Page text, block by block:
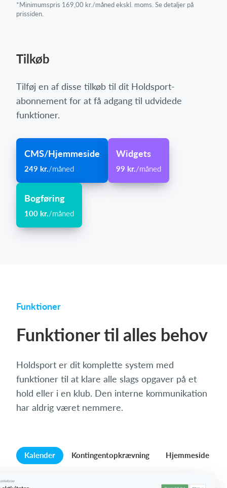
*Minimumspris 169,00 kr./måned ekskl. moms. Se detaljer på
prissiden.
Tilkøb
Tilføj en af disse tilkøb til dit Holdsport-
abonnement for at få adgang til udvidede
funktioner.
CMS/Hjemmeside
249 kr./måned
Widgets
99 kr./måned
Bogføring
100 kr./måned
Funktioner
Funktioner til alles behov
Holdsport er dit komplette system med
funktioner til at klare alle slags opgaver på et
hold eller i en klub. Den interne kommunikation
har aldrig været nemmere.
Kalender Kontingentopkrævning Hjemmeside